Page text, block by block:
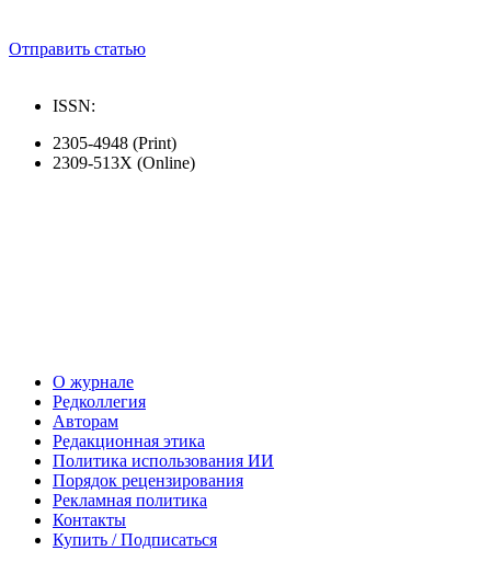
Отправить статью
ISSN:
2305-4948 (Print)
2309-513X (Online)
О журнале
Редколлегия
Авторам
Редакционная этика
Политика использования ИИ
Порядок рецензирования
Рекламная политика
Контакты
Купить / Подписаться